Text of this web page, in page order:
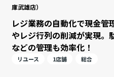
庫武雄店）
レジ業務の自動化で現金管
やレジ行列の削減が実現。
などの管理も効率化！
リユース 1店舗 総合